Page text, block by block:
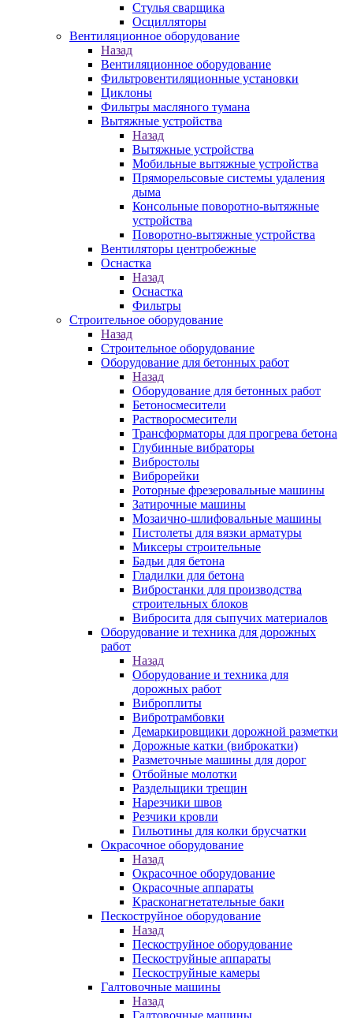
Стулья сварщика
Осцилляторы
Вентиляционное оборудование
Назад
Вентиляционное оборудование
Фильтровентиляционные установки
Циклоны
Фильтры масляного тумана
Вытяжные устройства
Назад
Вытяжные устройства
Мобильные вытяжные устройства
Пряморельсовые системы удаления
дыма
Консольные поворотно-вытяжные
устройства
Поворотно-вытяжные устройства
Вентиляторы центробежные
Оснастка
Назад
Оснастка
Фильтры
Строительное оборудование
Назад
Строительное оборудование
Оборудование для бетонных работ
Назад
Оборудование для бетонных работ
Бетоносмесители
Растворосмесители
Трансформаторы для прогрева бетона
Глубинные вибраторы
Вибростолы
Виброрейки
Роторные фрезеровальные машины
Затирочные машины
Мозаично-шлифовальные машины
Пистолеты для вязки арматуры
Миксеры строительные
Бадьи для бетона
Гладилки для бетона
Вибростанки для производства
строительных блоков
Вибросита для сыпучих материалов
Оборудование и техника для дорожных
работ
Назад
Оборудование и техника для
дорожных работ
Виброплиты
Вибротрамбовки
Демаркировщики дорожной разметки
Дорожные катки (виброкатки)
Разметочные машины для дорог
Отбойные молотки
Раздельщики трещин
Нарезчики швов
Резчики кровли
Гильотины для колки брусчатки
Окрасочное оборудование
Назад
Окрасочное оборудование
Окрасочные аппараты
Красконагнетательные баки
Пескоструйное оборудование
Назад
Пескоструйное оборудование
Пескоструйные аппараты
Пескоструйные камеры
Галтовочные машины
Назад
Галтовочные машины